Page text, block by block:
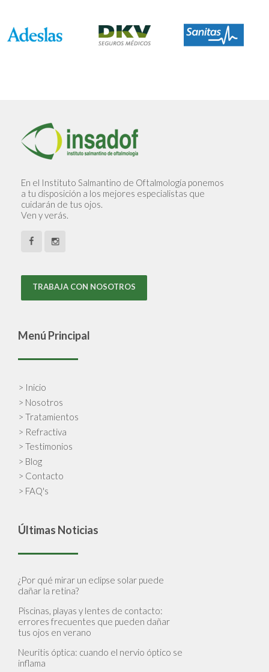
En el Instituto Salmantino de Oftalmología ponemos
a tu disposición a los mejores especialistas que
cuidarán de tus ojos.
Ven y verás.
TRABAJA CON NOSOTROS
Menú Principal
> Inicio
> Nosotros
> Tratamientos
> Refractiva
> Testimonios
> Blog
> Contacto
> FAQ's
Últimas Noticias
¿Por qué mirar un eclipse solar puede
dañar la retina?
Piscinas, playas y lentes de contacto:
errores frecuentes que pueden dañar
tus ojos en verano
Neuritis óptica: cuando el nervio óptico se
inflama